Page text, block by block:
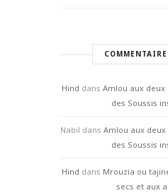
Hind dans Amlou aux
des Soussis
Nabil dans Amlou aux
des Soussis
Hind dans Mrouzia ou
secs et aux